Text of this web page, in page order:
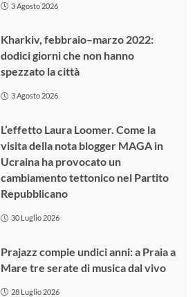
3 Agosto 2026
Kharkiv, febbraio–marzo 2022:
dodici giorni che non hanno
spezzato la città
3 Agosto 2026
L’effetto Laura Loomer. Come la
visita della nota blogger MAGA in
Ucraina ha provocato un
cambiamento tettonico nel Partito
Repubblicano
30 Luglio 2026
Prajazz compie undici anni: a Praia a
Mare tre serate di musica dal vivo
28 Luglio 2026